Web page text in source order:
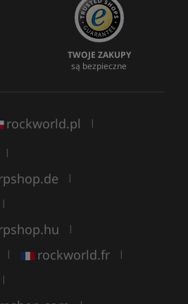
TWOJE ZAKUPY
są bezpieczne
rockworld.pl |
|
|
|
|
| rockworld.fr |
|